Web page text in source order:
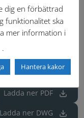
Ladda ner PDF
Ladda ner DWG
dig en förbättrad
funktionalitet ska
mer information i
.
Hantera kakor